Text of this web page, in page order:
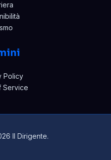
Policy
Service
Il Dirigente.